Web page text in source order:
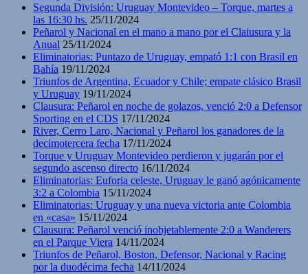
Segunda División: Uruguay Montevideo – Torque, martes a
las 16:30 hs. 25/11/2024
Peñarol y Nacional en el mano a mano por el Claiusura y la
Anual 25/11/2024
Eliminatorias: Puntazo de Uruguay, empató 1:1 con Brasil en
Bahía 19/11/2024
Triunfos de Argentina, Ecuador y Chile; empate clásico Brasil
y Uruguay 19/11/2024
Clausura: Peñarol en noche de golazos, venció 2:0 a Defensor
Sporting en el CDS 17/11/2024
River, Cerro Laro, Nacional y Peñarol los ganadores de la
decimotercera fecha 17/11/2024
Torque y Uruguay Montevideo perdieron y jugarán por el
segundo ascenso directo 16/11/2024
Eliminatorias: Euforia celeste, Uruguay le ganó agónicamente
3:2 a Colombia 15/11/2024
Eliminatorias: Uruguay y una nueva victoria ante Colombia
en «casa» 15/11/2024
Clausura: Peñarol venció inobjetablemente 2:0 a Wanderers
en el Parque Viera 14/11/2024
Triunfos de Peñarol, Boston, Defensor, Nacional y Racing
por la duodécima fecha 14/11/2024